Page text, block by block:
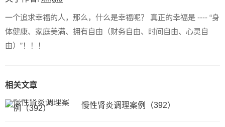
一个追求幸福的人，那么，什么是幸福呢？ 真正的幸福是 ---- “身
体健康、家庭美满、拥有自由（财务自由、时间自由、心灵自
由）”！！！
相关文章
慢性肾炎调理案例（392）